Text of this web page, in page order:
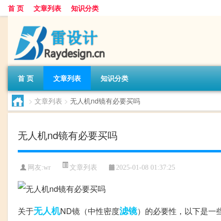
首 页 文章列表 知识分类
首 页 文章列表 知识分类
> 文章列表 > 无人机nd镜有必要买吗
无人机nd镜有必要买吗
网友:wr 文章列表 2025-01-08 01:37:25
关于无人机ND镜（中性密度滤镜）的必要性，以下是一